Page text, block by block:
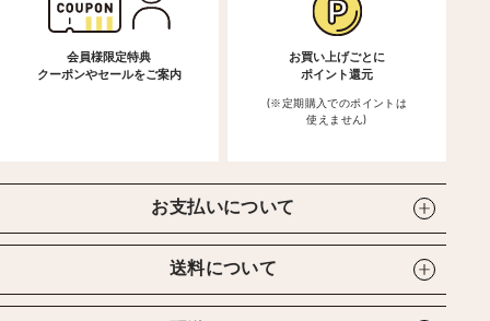
会員様限定特典
クーポンやセールをご案内
お買い上げごとに
ポイント還元
(※定期購入でのポイントは
使えません)
お支払いについて
送料について